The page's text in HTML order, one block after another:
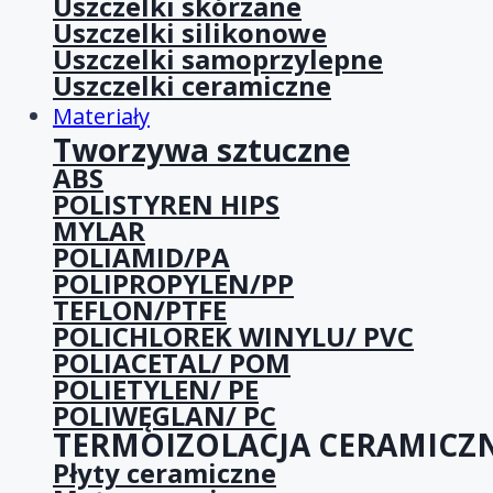
Uszczelki silikonowe
Uszczelki samoprzylepne
Uszczelki ceramiczne
Materiały
Tworzywa sztuczne
ABS
POLISTYREN HIPS
MYLAR
POLIAMID/PA
POLIPROPYLEN/PP
TEFLON/PTFE
POLICHLOREK WINYLU/ PVC
POLIACETAL/ POM
POLIETYLEN/ PE
POLIWĘGLAN/ PC
TERMOIZOLACJA
Płyty ceramiczne